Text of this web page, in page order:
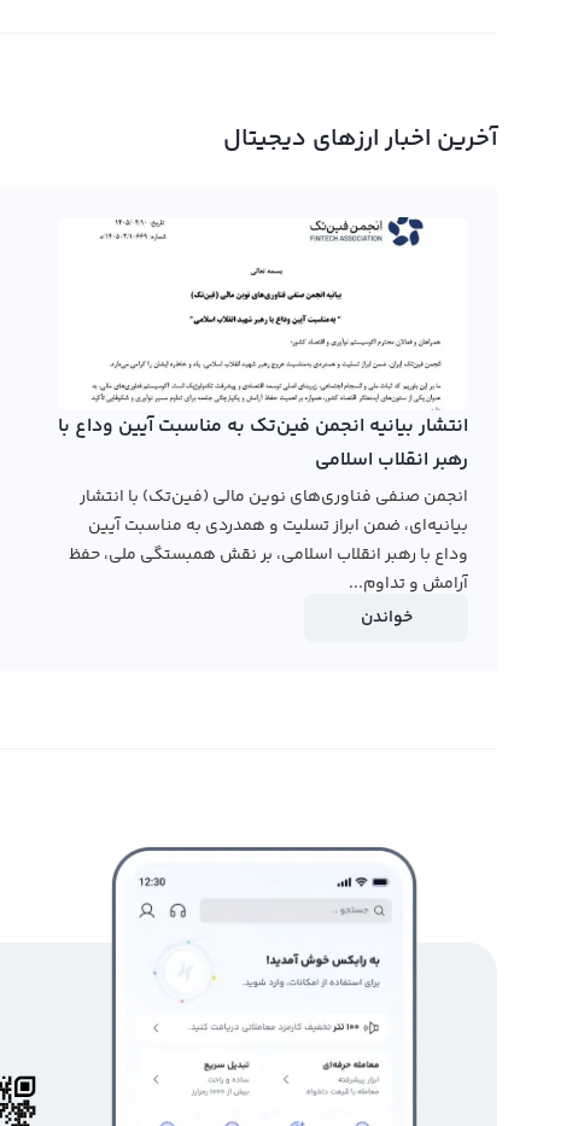
آخرین اخبار ارزهای دیجیتال
انتشار بیانیه انجمن فین‌تک به مناسبت آیین وداع با
رهبر انقلاب اسلامی
انجمن صنفی فناوری‌های نوین مالی (فین‌تک) با انتشار
بیانیه‌ای، ضمن ابراز تسلیت و همدردی به مناسبت آیین
وداع با رهبر انقلاب اسلامی، بر نقش همبستگی ملی، حفظ
آرامش و تداوم...
خواندن